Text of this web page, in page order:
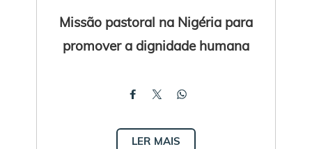
Missão pastoral na Nigéria para
promover a dignidade humana
LER MAIS